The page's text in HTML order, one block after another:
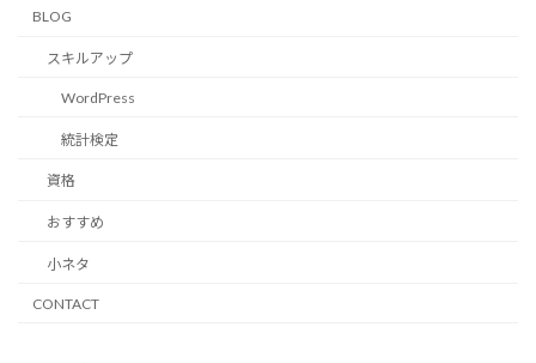
BLOG
スキルアップ
WordPress
統計検定
資格
おすすめ
小ネタ
CONTACT